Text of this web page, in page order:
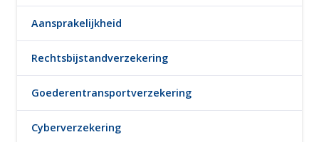
Aansprakelijkheid
Rechtsbijstandverzekering
Goederentransportverzekering
Cyberverzekering